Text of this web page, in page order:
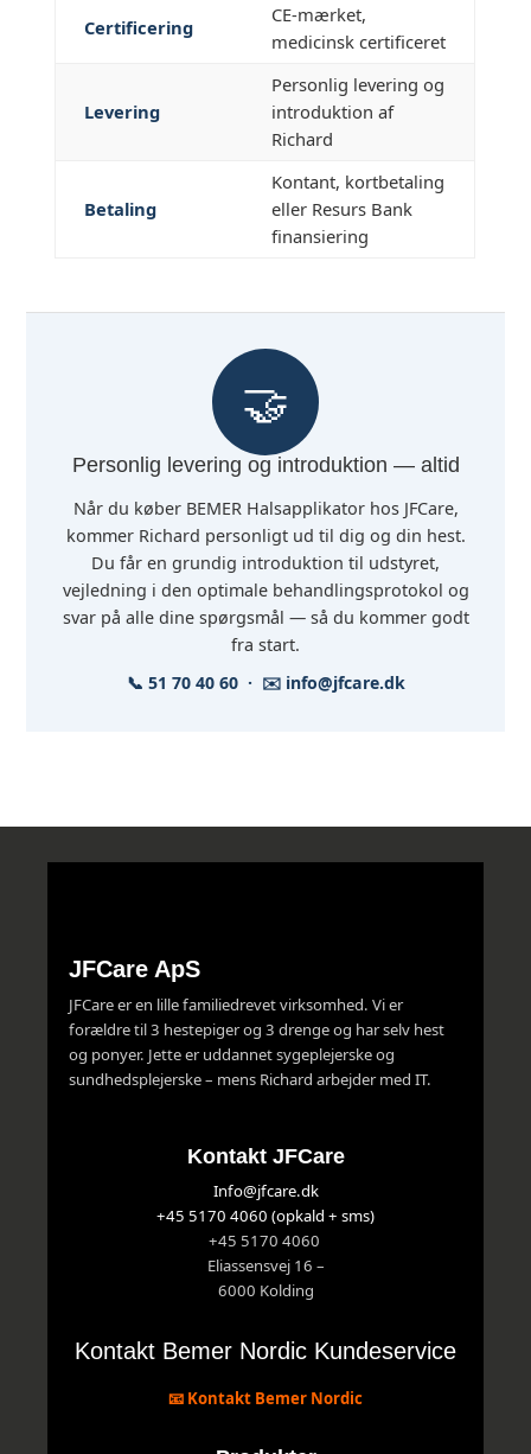
Certificering
CE-mærket,
medicinsk certificeret
Levering
Personlig levering og
introduktion af
Richard
Betaling
Kontant, kortbetaling
eller Resurs Bank
finansiering
🤝
Personlig levering og introduktion — altid
Når du køber BEMER Halsapplikator hos JFCare,
kommer Richard personligt ud til dig og din hest.
Du får en grundig introduktion til udstyret,
vejledning i den optimale behandlingsprotokol og
svar på alle dine spørgsmål — så du kommer godt
fra start.
📞 51 70 40 60 · ✉️ info@jfcare.dk
JFCare ApS
JFCare er en lille familiedrevet virksomhed. Vi er
forældre til 3 hestepiger og 3 drenge og har selv hest
og ponyer. Jette er uddannet sygeplejerske og
sundhedsplejerske – mens Richard arbejder med IT.
Kontakt JFCare
Info@jfcare.dk
+45 5170 4060 (opkald + sms)
+45 5170 4060
Eliassensvej 16 –
6000 Kolding
Kontakt Bemer Nordic Kundeservice
📧 Kontakt Bemer Nordic